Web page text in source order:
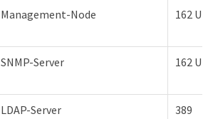
Management-Node 162
SNMP-Server 162
LDAP-Server
389